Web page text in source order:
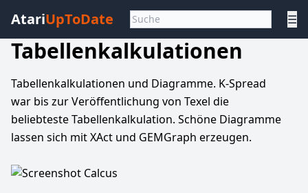
AtariUpToDate ☰
Tabellenkalkulationen
Tabellenkalkulationen und Diagramme. K-Spread
war bis zur Veröffentlichung von Texel die
beliebteste Tabellenkalkulation. Schöne Diagramme
lassen sich mit XAct und GEMGraph erzeugen.